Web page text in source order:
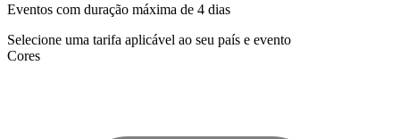
Eventos com duração máxima de 4 dias
Selecione uma tarifa aplicável ao seu país e evento
Cores